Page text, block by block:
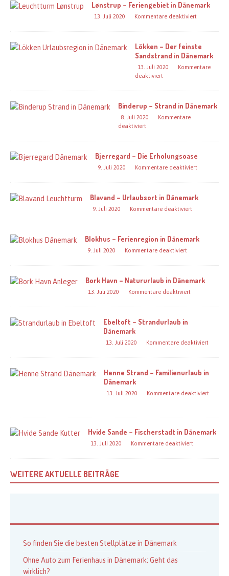
Lønstrup – Feriengebiet in Dänemark
13. Juli 2020 Kommentare deaktiviert
Lökken – Der feinste
Sandstrand in Dänemark
13. Juli 2020
Kommentare
deaktiviert
Binderup – Strand in Dänemark
8. Juli 2020
Kommentare
deaktiviert
Bjerregard – Die Erholungsoase
9. Juli 2020 Kommentare deaktiviert
Blavand – Urlaubsort in Dänemark
9. Juli 2020 Kommentare deaktiviert
Blokhus – Ferienregion in Dänemark
9. Juli 2020 Kommentare deaktiviert
Bork Havn – Natururlaub in Dänemark
13. Juli 2020 Kommentare deaktiviert
Ebeltoft – Strandurlaub in
Dänemark
13. Juli 2020 Kommentare deaktiviert
Henne Strand – Familienurlaub in
Dänemark
13. Juli 2020 Kommentare deaktiviert
Hvide Sande – Fischerstadt in Dänemark
13. Juli 2020 Kommentare deaktiviert
WEITERE AKTUELLE BEITRÄGE
So finden Sie die besten Stellplätze in Dänemark
Ohne Auto zum Ferienhaus in Dänemark: Geht das
wirklich?